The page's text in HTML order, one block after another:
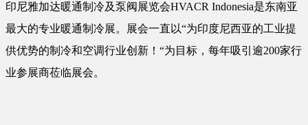
印尼雅加达暖通制冷及泵阀展览会HVACR Indonesia是东南亚
最大的专业暖通制冷展。展会一直以“为印度尼西亚的工业提
供优势的制冷和空调行业创新！“为目标，每年吸引逾200家行
业参展商莅临展会。